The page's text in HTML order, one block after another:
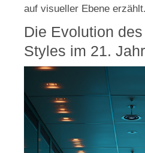
auf visueller Ebene erzählt.
Die Evolution
Styles im 21.